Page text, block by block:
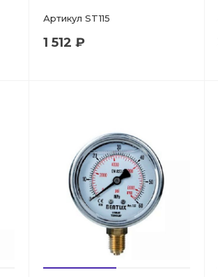
Артикул ST115
1 512 ₽